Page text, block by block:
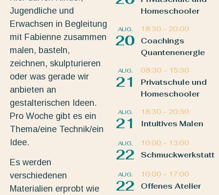
Jugendliche und
Erwachsen in Begleitung
mit Fabienne zusammen
malen, basteln,
zeichnen, skulpturieren
oder was gerade wir
anbieten an
gestalterischen Ideen.
Pro Woche gibt es ein
Thema/eine Technik/ein
Idee.
Es werden
verschiedenen
Materialien erprobt wie
Homeschooler
AUG.
20
18:30 – 20:00
Coachings
Quantenenergie
AUG.
21
08:30 – 15:30
Privatschule und
Homeschooler
AUG.
21
18:30 – 20:30
Intuitives Malen
AUG.
22
10:00 – 13:00
Schmuckwerkstatt
AUG.
22
10:00 – 17:00
Offenes Atelier